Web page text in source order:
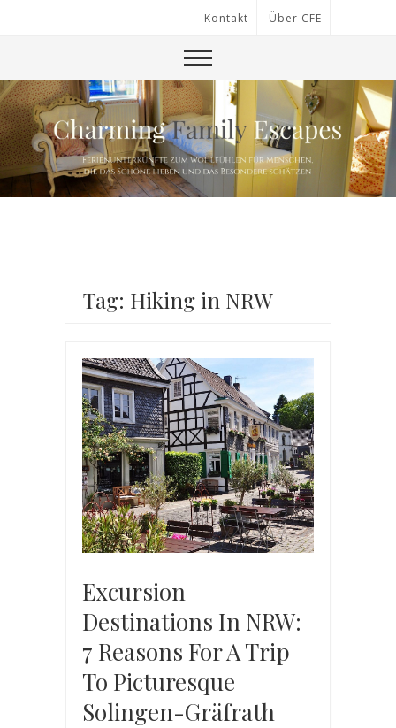
Kontakt Über CFE
Tag: Hiking in NRW
Excursion
Destinations In NRW:
7 Reasons For A Trip
To Picturesque
Solingen-Gräfrath